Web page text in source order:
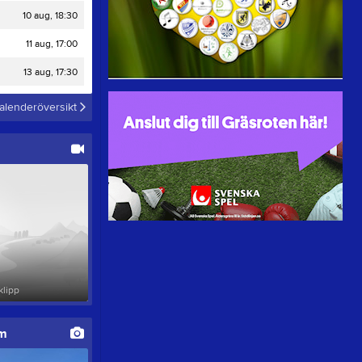
10 aug, 18:30
11 aug, 17:00
13 aug, 17:30